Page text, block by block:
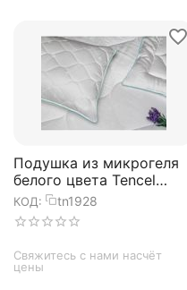
Подушка из микрогеля
белого цвета Tencel
50х70 см, TAC
КОД: tn1928
Свяжитесь с нами насчёт
цены